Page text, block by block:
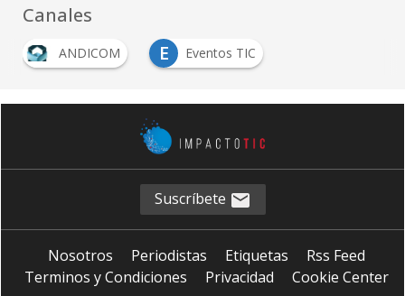
Canales
ANDICOM E Eventos TIC
Suscríbete
Nosotros Periodistas Etiquetas
Rss Feed
Terminos y Condiciones
Privacidad Cookie Center